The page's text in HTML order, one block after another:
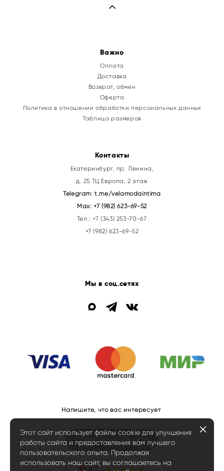
Важно
Оплата
Доставка
Возврат, обмен
Оферта
Политика в отношении обработки персональных данных
Таблица размеров
Контакты
Екатеринбург, пр. Ленина,
д. 25 ТЦ Европа, 2 этаж
Telegram:t.me/velamodaintima
Max:+7 (982) 623-69-52
Тел.:+7 (343) 253-70-67
+7 (982) 623-69-52
Мы в соц.сетях
Напишите, что вас интересует
Обратный звонок
Этот сайт использует файлы cookie для улучшения
работы сайта и предоставления вам лучшего
пользовательского опыта. Продолжая
использовать наш сайт, вы соглашаетесь на